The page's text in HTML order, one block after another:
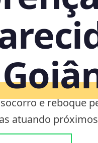
e reboque
atuando